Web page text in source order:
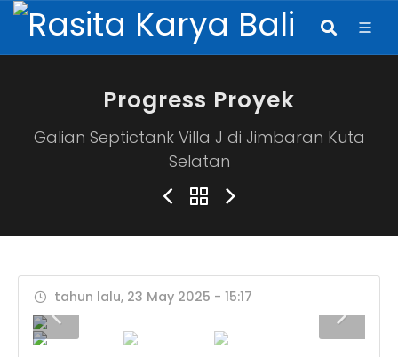
Progress Proyek
Galian Septictank Villa J di Jimbaran Kuta
Selatan
tahun lalu, 23 May 2025 - 15:17